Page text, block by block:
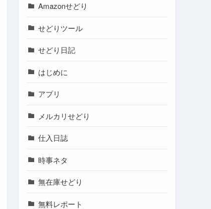
Amazonせどり
せどりツール
せどり日記
はじめに
アプリ
メルカリせどり
仕入日誌
時事ネタ
無在庫せどり
無料レポート